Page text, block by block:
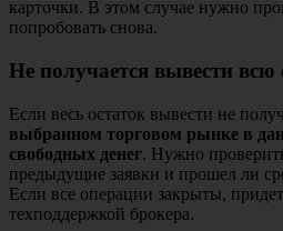
карточки. В этом случае нужно
попробовать снова.
Не получается вывести всю
Если весь остаток вывести не
выбранном торговом рынке в
свободных денег. Нужно
предыдущие заявки и прошел ли
Если все операции закрыты,
техподдержкой брокера.